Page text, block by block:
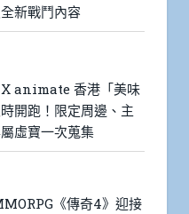
新戰鬥內容
X animate 香港「美味
開跑！限定周邊、主
虛寶一次蒐集
《傳奇4》迎接